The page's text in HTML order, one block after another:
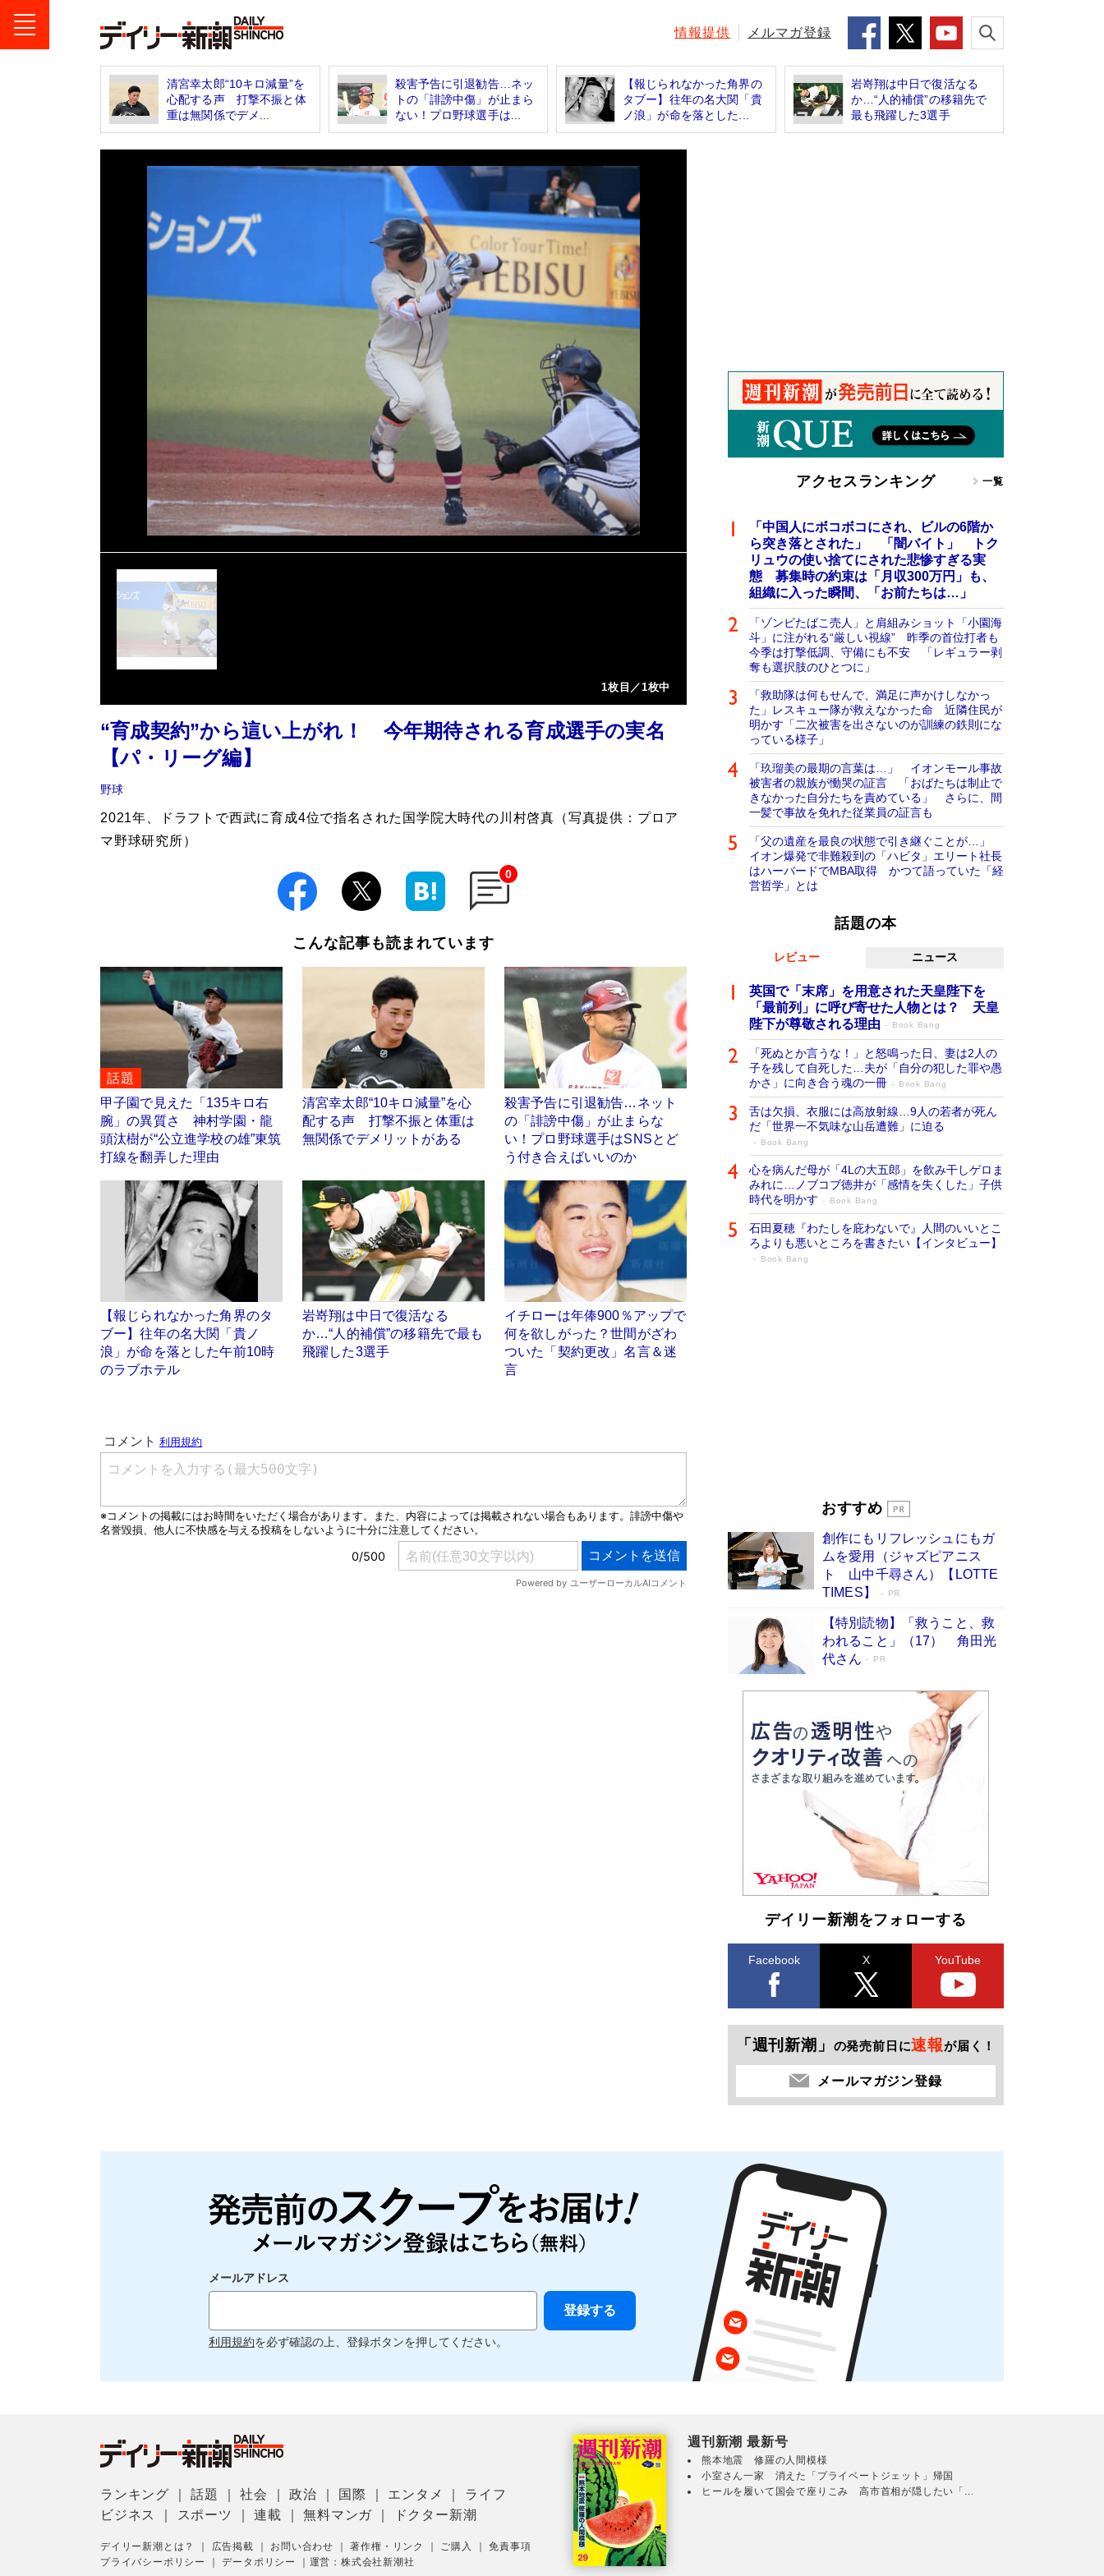
情報提供 メルマガ登録
清宮幸太郎“10キロ減量”を
心配する声 打撃不振と体
重は無関係でデメ...
殺害予告に引退勧告…ネッ
トの「誹謗中傷」が止まら
ない！プロ野球選手は...
【報じられなかった角界の
タブー】往年の名大関「貴
ノ浪」が命を落とした...
岩嵜翔は中日で復活なる
か…“人的補償”の移籍先で
最も飛躍した3選手
1枚目／1枚中
“育成契約”から這い上がれ！ 今年期待される育成選手の実名
【パ・リーグ編】
野球
2021年、ドラフトで西武に育成4位で指名された国学院大時代の川村啓真（写真提供：プロア
マ野球研究所）
0
こんな記事も読まれています
話題
甲子園で見えた「135キロ右
腕」の異質さ 神村学園・龍
頭汰樹が“公立進学校の雄”東筑
打線を翻弄した理由
清宮幸太郎“10キロ減量”を心
配する声 打撃不振と体重は
無関係でデメリットがある
殺害予告に引退勧告…ネット
の「誹謗中傷」が止まらな
い！プロ野球選手はSNSとど
う付き合えばいいのか
【報じられなかった角界のタ
ブー】往年の名大関「貴ノ
浪」が命を落とした午前10時
のラブホテル
岩嵜翔は中日で復活なる
か…“人的補償”の移籍先で最も
飛躍した3選手
イチローは年俸900％アップで
何を欲しがった？世間がざわ
ついた「契約更改」名言＆迷
言
アクセスランキング 一覧
「中国人にボコボコにされ、ビルの6階か
ら突き落とされた」 「闇バイト」 トク
リュウの使い捨てにされた悲惨すぎる実
態 募集時の約束は「月収300万円」も、
組織に入った瞬間、「お前たちは…」
「ゾンビたばこ売人」と肩組みショット「小園海
斗」に注がれる“厳しい視線” 昨季の首位打者も
今季は打撃低調、守備にも不安 「レギュラー剥
奪も選択肢のひとつに」
「救助隊は何もせんで、満足に声かけしなかっ
た」レスキュー隊が救えなかった命 近隣住民が
明かす「二次被害を出さないのが訓練の鉄則にな
っている様子」
「玖瑠美の最期の言葉は…」 イオンモール事故
被害者の親族が慟哭の証言 「おばたちは制止で
きなかった自分たちを責めている」 さらに、間
一髪で事故を免れた従業員の証言も
「父の遺産を最良の状態で引き継ぐことが…」
イオン爆発で非難殺到の「ハビタ」エリート社長
はハーバードでMBA取得 かつて語っていた「経
営哲学」とは
話題の本
レビュー ニュース
英国で「末席」を用意された天皇陛下を
「最前列」に呼び寄せた人物とは？ 天皇
陛下が尊敬される理由
Book Bang
「死ぬとか言うな！」と怒鳴った日、妻は2人の
子を残して自死した…夫が「自分の犯した罪や愚
かさ」に向き合う魂の一冊
Book Bang
舌は欠損、衣服には高放射線…9人の若者が死ん
だ「世界一不気味な山岳遭難」に迫る
Book Bang
心を病んだ母が「4Lの大五郎」を飲み干しゲロま
みれに…ノブコブ徳井が「感情を失くした」子供
時代を明かす
Book Bang
石田夏穂『わたしを庇わないで』人間のいいとこ
ろよりも悪いところを書きたい【インタビュー】
Book Bang
「『火垂るの墓』は、大嘘である」原作者が抱き
続けた“自責の念”とは…「自己憐憫は描きたくな
い」監督が徹底的にこだわったこと（後編） #
戦争の記憶
Book Bang
おすすめ
創作にもリフレッシュにもガ
ムを愛用（ジャズピアニス
ト 山中千尋さん）【LOTTE
TIMES】
PR
【特別読物】「救うこと、救
われること」（17） 角田光
代さん
PR
デイリー新潮をフォローする
Facebook X YouTube
「週刊新潮」 の発売前日に速報が届く！
メールマガジン登録
メールアドレス
利用規約を必ず確認の上、登録ボタンを押してください。
ランキング ｜話題 ｜社会 ｜政治 国際 エンタメ
ライフ
ビジネス
スポーツ ｜連載 ｜無料マンガ ドクター新潮
デイリー新潮とは？ 広告掲載 お問い合わせ ｜著作権・リンク ご購入 ｜免責事項
プライバシーポリシー
｜データポリシー 運営：株式会社新潮社
週刊新潮 最新号
熊本地震 修羅の人間模様
小室さん一家 消えた「プライベートジェット」帰国
ヒールを履いて国会で座りこみ 高市首相が隠したい「...